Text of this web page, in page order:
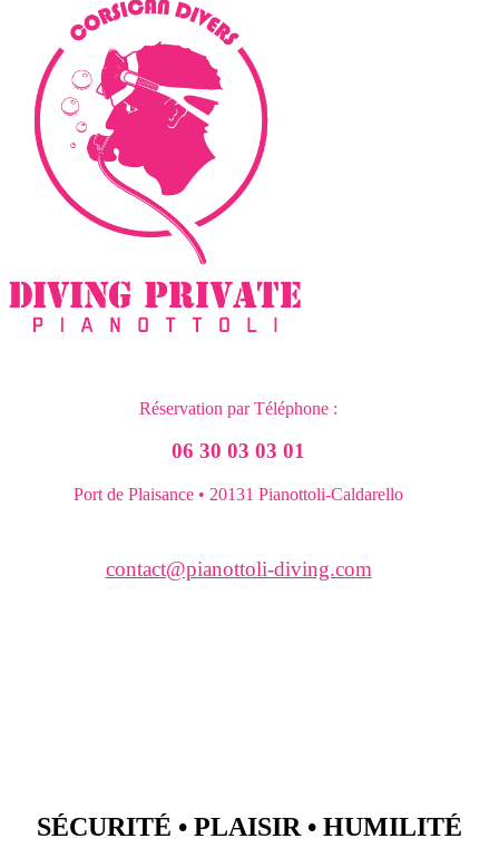
Réservation par Téléphone :
06 30 03 03 01
Port de Plaisance • 20131 Pianottoli-Caldarello
contact@pianottoli-diving.com
SÉCURITÉ • PLAISIR • HUMILITÉ